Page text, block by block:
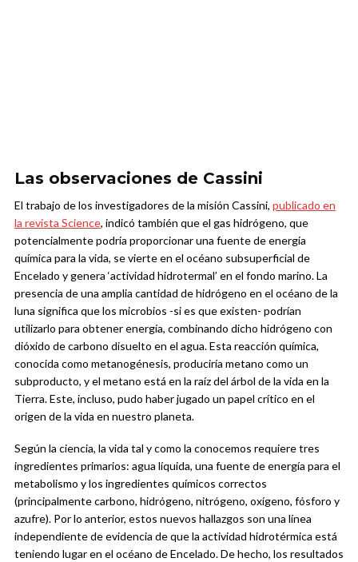
Las observaciones de Cassini
El trabajo de los investigadores de la misión Cassini, publicado en
la revista Science, indicó también que el gas hidrógeno, que
potencialmente podría proporcionar una fuente de energía
química para la vida, se vierte en el océano subsuperficial de
Encelado y genera ‘actividad hidrotermal’ en el fondo marino. La
presencia de una amplia cantidad de hidrógeno en el océano de la
luna significa que los microbios -si es que existen- podrían
utilizarlo para obtener energía, combinando dicho hidrógeno con
dióxido de carbono disuelto en el agua. Esta reacción química,
conocida como metanogénesis, produciría metano como un
subproducto, y el metano está en la raíz del árbol de la vida en la
Tierra. Este, incluso, pudo haber jugado un papel crítico en el
origen de la vida en nuestro planeta.
Según la ciencia, la vida tal y como la conocemos requiere tres
ingredientes primarios: agua líquida, una fuente de energía para el
metabolismo y los ingredientes químicos correctos
(principalmente carbono, hidrógeno, nitrógeno, oxígeno, fósforo y
azufre). Por lo anterior, estos nuevos hallazgos son una línea
independiente de evidencia de que la actividad hidrotérmica está
teniendo lugar en el océano de Encelado. De hecho, los resultados